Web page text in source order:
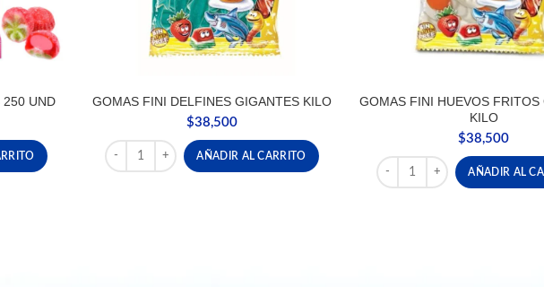
250 UND
250 UND cantidad
GOMAS FINI DELFINES GIGANTES KILO
$38,500
GOMAS FINI DELFINES GIGANTES KILO cantidad
AÑADIR AL CARRITO
GOMAS FINI HUEVOS FRITOS
KILO
$38,500
GOMAS FINI HUEVOS
AÑADIR AL